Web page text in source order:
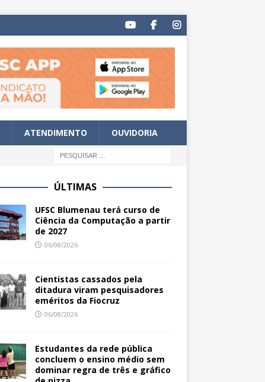
ATENDIMENTO OUVIDORIA
ÚLTIMAS
UFSC Blumenau terá curso de
Ciência da Computação a partir
de 2027
06/08/2026
Cientistas cassados pela
ditadura viram pesquisadores
eméritos da Fiocruz
06/08/2026
Estudantes da rede pública
concluem o ensino médio sem
dominar regra de três e gráfico